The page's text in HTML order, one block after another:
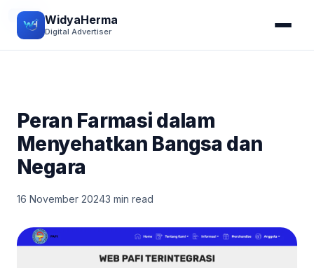
WidyaHerma
Digital Advertiser
TIPS
Peran Farmasi dalam
Menyehatkan Bangsa dan
Negara
16 November 20243 min read